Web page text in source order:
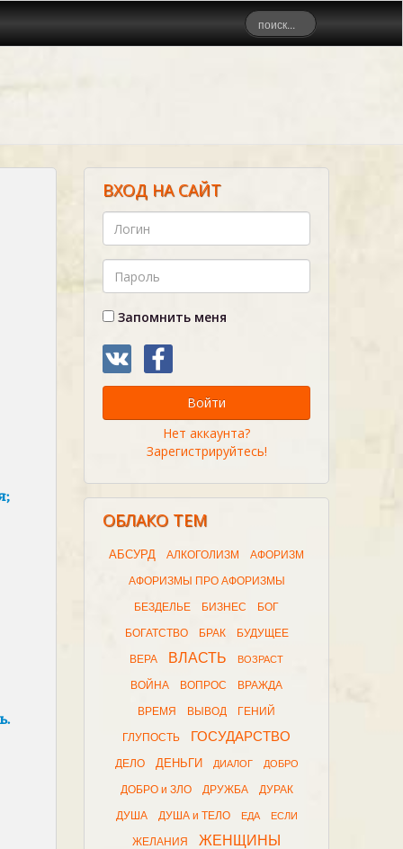
ВХОД НА САЙТ
Запомнить меня
Войти
Нет аккаунта?
Зарегистрируйтесь!
ОБЛАКО ТЕМ
АБСУРД АЛКОГОЛИЗМ АФОРИЗМ
АФОРИЗМЫ ПРО АФОРИЗМЫ
БЕЗДЕЛЬЕ БИЗНЕС БОГ
БОГАТСТВО БРАК БУДУЩЕЕ
ВЕРА ВЛАСТЬ ВОЗРАСТ
ВОЙНА ВОПРОС ВРАЖДА
ВРЕМЯ ВЫВОД ГЕНИЙ
ГЛУПОСТЬ ГОСУДАРСТВО
ДЕЛО ДЕНЬГИ ДИАЛОГ ДОБРО
ДОБРО и ЗЛО ДРУЖБА ДУРАК
ДУША ДУША и ТЕЛО ЕДА ЕСЛИ
ЖЕЛАНИЯ ЖЕНЩИНЫ